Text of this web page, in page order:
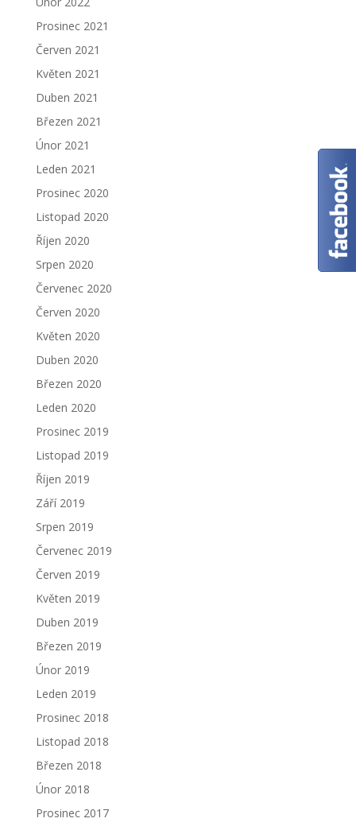
Prosinec 2021
Červen 2021
Květen 2021
Duben 2021
Březen 2021
Únor 2021
Leden 2021
Prosinec 2020
Listopad 2020
Říjen 2020
Srpen 2020
Červenec 2020
Červen 2020
Květen 2020
Duben 2020
Březen 2020
Leden 2020
Prosinec 2019
Listopad 2019
Říjen 2019
Září 2019
Srpen 2019
Červenec 2019
Červen 2019
Květen 2019
Duben 2019
Březen 2019
Únor 2019
Leden 2019
Prosinec 2018
Listopad 2018
Březen 2018
Únor 2018
Prosinec 2017